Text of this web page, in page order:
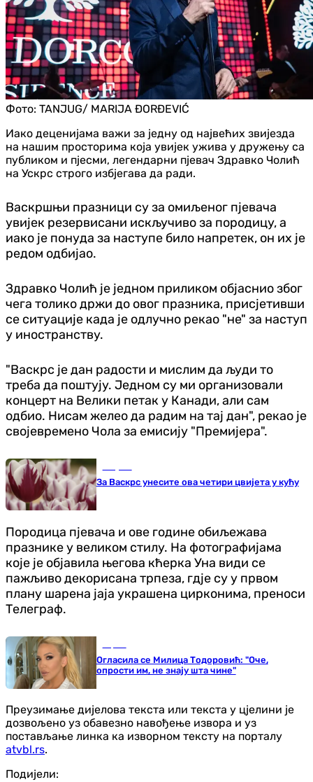
Фото: TANJUG/ MARIJA ĐORĐEVIĆ
Иако деценијама важи за једну од највећих звијезда
на нашим просторима која увијек ужива у дружењу са
публиком и пјесми, легендарни пјевач Здравко Чолић
на Ускрс строго избјегава да ради.
Васкршњи празници су за омиљеног пјевача
увијек резервисани искључиво за породицу, а
иако је понуда за наступе било напретек, он их је
редом одбијао.
Здравко Чолић је једном приликом објаснио због
чега толико држи до овог празника, присјетивши
се ситуације када је одлучно рекао "не" за наступ
у иностранству.
"Васкрс је дан радости и мислим да људи то
треба да поштују. Једном су ми организовали
концерт на Велики петак у Канади, али сам
одбио. Нисам желео да радим на тај дан", рекао је
својевремено Чола за емисију "Премијера".
За Васкрс унесите ова четири цвијета у кућу
Породица пјевача и ове године обиљежава
празнике у великом стилу. На фотографијама
које је објавила његова кћерка Уна види се
пажљиво декорисана трпеза, гд‌је су у првом
плану шарена јаја украшена цирконима, преноси
Телеграф.
Огласила се Милица Тодоровић: "Оче,
опрости им, не знају шта чине"
Преузимање дијелова текста или текста у цјелини је
дозвољено уз обавезно навођење извора и уз
постављање линка ка изворном тексту на порталу
atvbl.rs.
Подијели: